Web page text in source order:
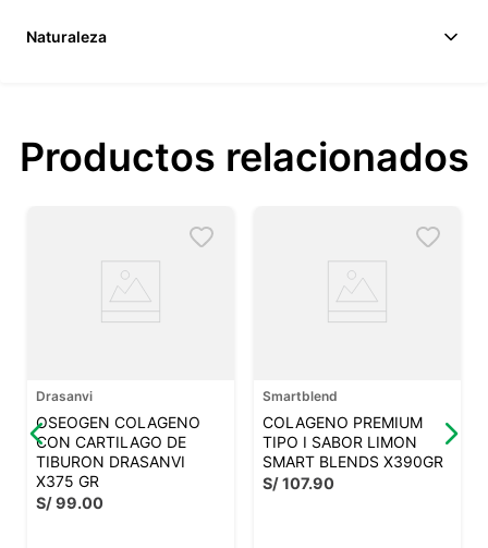
Naturaleza
Productos relacionados
Drasanvi
OSEOGEN COLAGENO
CON CARTILAGO DE
TIBURON DRASANVI
X375 GR
S/99.00
Smartblend
COLAGENO PREMIUM
TIPO I SABOR LIMON
SMART BLENDS X390GR
S/107.90